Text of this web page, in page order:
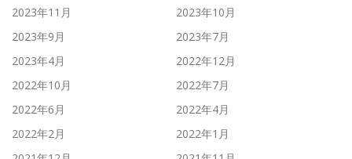
2023年11月
2023年10月
2023年9月
2023年7月
2023年4月
2022年12月
2022年10月
2022年7月
2022年6月
2022年4月
2022年2月
2022年1月